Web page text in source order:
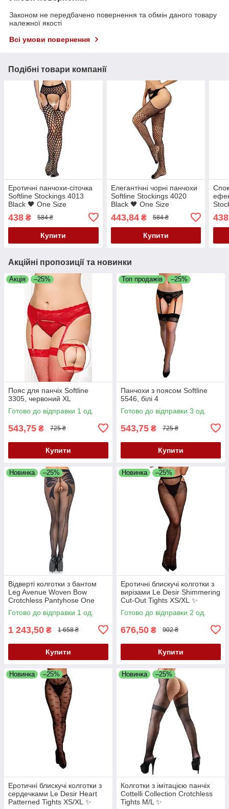
Законом не передбачено повернення та обмін даного товару
належної якості
Всі умови повернення
Подібні товари компанії
Еротичні панчохи-сіточка
Softline Stockings 4013
Black 🖤 One Size
438 ₴ 584 ₴
Купити
Елегантічні чорні панчохи
Softline Stockings 4020
Black 🖤 One Size
443,84₴ 584 ₴
Купити
438
Акційні пропозиції та новинки
Акція –25%
Пояс для панчіх Softline
3305, червоний XL
Готово до відправки 1 од.
543,75 ₴ 725 ₴
Купити
Топ продажів –25%
Панчохи з поясом Softline
5546, білі 4
Готово до відправки 3 од.
543,75 ₴ 725 ₴
Купити
Новинка –25%
Відверті колготки з бантом
Leg Avenue Woven Bow
Crotchless Pantyhose One
Size ✨
Готово до відправки 1 од.
1 243,50 ₴ 1 658 ₴
Купити
Новинка –25%
Еротичні блискучі колготки з
вирізами Le Desir Shimmering
Cut-Out Tights XS/XL ✨
Готово до відправки 2 од.
676,50 ₴ 902 ₴
Купити
Новинка –25%
Еротичні блискучі колготки з
сердечками Le Desir Heart
Patterned Tights XS/XL ✨
Новинка –25%
Колготки з імітацією панчіх
Cottelli Collection Crotchless
Tights M/L ✨